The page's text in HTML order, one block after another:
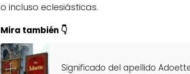
o incluso eclesiásticas.
Mira también 👇
Significado del apellido